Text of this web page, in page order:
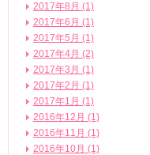
2017年8月 (1)
2017年6月 (1)
2017年5月 (1)
2017年4月 (2)
2017年3月 (1)
2017年2月 (1)
2017年1月 (1)
2016年12月 (1)
2016年11月 (1)
2016年10月 (1)